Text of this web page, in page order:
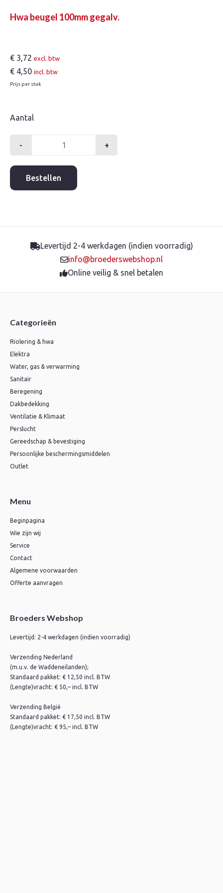
Hwa beugel 100mm gegalv.
€ 3,72 excl. btw
€ 4,50 incl. btw
Prijs per stuk
Aantal
-
beugel
100mm
gegalv.
+
Bestellen
Levertijd 2-4 werkdagen (indien voorradig)
info@broederswebshop.nl
Online veilig & snel betalen
Categorieën
Riolering & hwa
Elektra
Water, gas & verwarming
Sanitair
Beregening
Dakbedekking
Ventilatie & Klimaat
Perslucht
Gereedschap & bevestiging
Persoonlijke beschermingsmiddelen
Outlet
Menu
Beginpagina
Wie zijn wij
Service
Contact
Algemene voorwaarden
Offerte aanvragen
Broeders Webshop
Levertijd: 2-4 werkdagen (indien voorradig)
Verzending Nederland
(m.u.v. de Waddeneilanden);
Standaard pakket: € 12,50 incl. BTW
(Lengte)vracht: € 50,– incl. BTW
Verzending België
Standaard pakket: € 17,50 incl. BTW
(Lengte)vracht: € 95,– incl. BTW